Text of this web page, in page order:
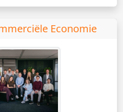
Economie